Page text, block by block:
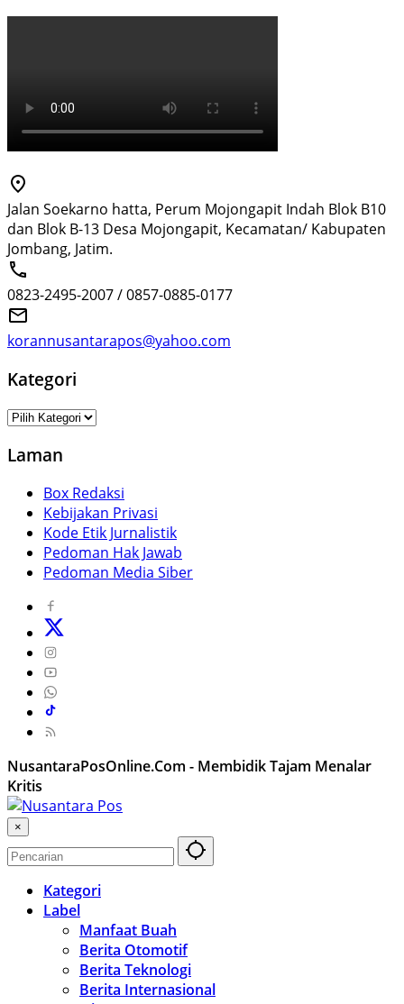
Jalan Soekarno hatta, Perum Mojongapit Indah Blok B10
dan Blok B-13 Desa Mojongapit, Kecamatan/ Kabupaten
Jombang, Jatim.
0823-2495-2007 / 0857-0885-0177
korannusantarapos@yahoo.com
Kategori
Kategori
Laman
Box Redaksi
Kebijakan Privasi
Kode Etik Jurnalistik
Pedoman Hak Jawab
Pedoman Media Siber
NusantaraPosOnline.Com - Membidik Tajam Menalar
Kritis
×
Kategori
Label
Manfaat Buah
Berita Otomotif
Berita Teknologi
Berita Internasional